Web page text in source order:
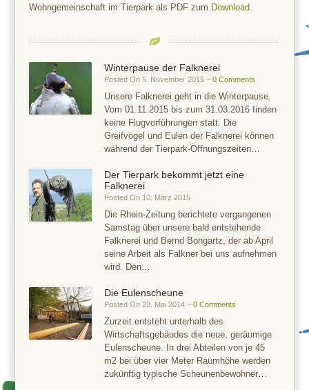
Wohngemeinschaft im Tierpark als PDF zum Download
Winterpause der Falknerei
Posted On 5. November 2015 ~0 Comments
Unsere Falknerei geht in die Winterpause.
Vom 01.11.2015 bis zum 31.03.2016 finden
keine Flugvorführungen statt. Die
Greifvögel und Eulen der Falknerei können
während der Tierpark-Öffnungszeiten…
Der Tierpark bekommt jetzt eine
Falknerei
Posted On 10. März 2015
Die Rhein-Zeitung berichtete vergangenen
Samstag über unsere bald entstehende
Falknerei und Bernd Bongartz, der ab April
seine Arbeit als Falkner bei uns aufnehmen
wird. Den…
Die Eulenscheune
Posted On 23. Mai 2014 ~0 Comments
Zurzeit entsteht unterhalb des
Wirtschaftsgebäudes die neue, geräumige
Eulenscheune. In drei Abteilen von je 45
m2 bei über vier Meter Raumhöhe werden
zukünftig typische Scheunenbewohner…